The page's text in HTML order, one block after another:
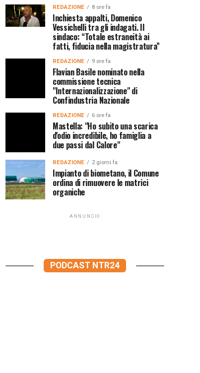
REDAZIONE 8 ore fa
Inchiesta appalti, Domenico
Vessichelli tra gli indagati. Il
sindaco: “Totale estraneità ai
fatti, fiducia nella magistratura”
REDAZIONE 9 ore fa
Flavian Basile nominato nella
commissione tecnica
"Internazionalizzazione" di
Confindustria Nazionale
REDAZIONE 6 ore fa
Mastella: "Ho subito una scarica
d'odio incredibile, ho famiglia a
due passi dal Calore"
REDAZIONE 2 giorni fa
Impianto di biometano, il Comune
ordina di rimuovere le matrici
organiche
ANNUNCIO
PODCAST NTR24